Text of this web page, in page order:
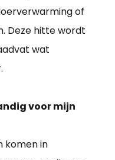
of
Deze hitte wordt
wat
voor mijn
komen in